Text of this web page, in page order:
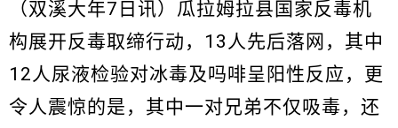
（双溪大年7日讯）瓜拉姆拉县国家反毒机
构展开反毒取缔行动，13人先后落网，其中
12人尿液检验对冰毒及吗啡呈阳性反应，更
令人震惊的是，其中一对兄弟不仅吸毒，还